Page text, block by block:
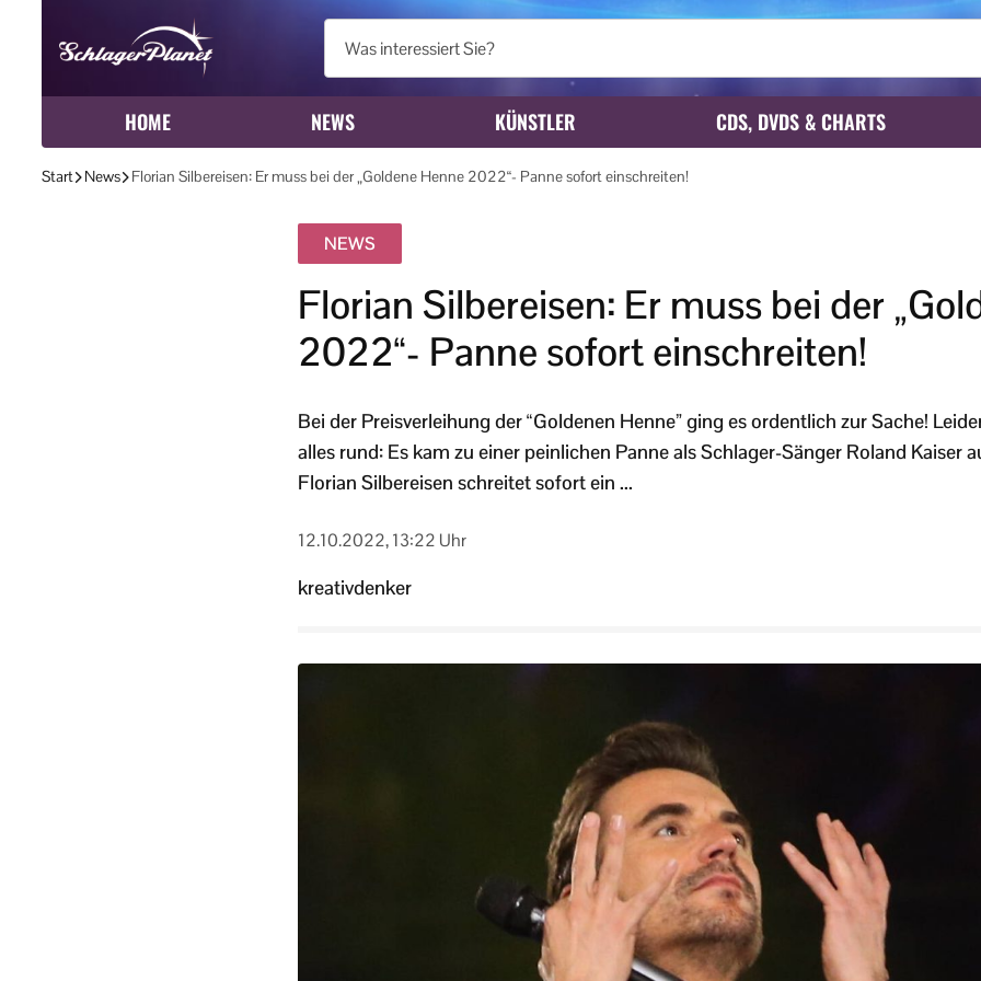
HOME NEWS KÜNSTLER CDS, DVDS & CHARTS
Start News Florian Silbereisen: Er muss bei der „Goldene Henne 2022“- Panne sofort einschreiten!
NEWS
Florian Silbereisen: Er muss bei der
2022“- Panne sofort einschreiten!
Bei der Preisverleihung der “Goldenen Henne” ging es ordentlich zur Sache!
alles rund: Es kam zu einer peinlichen Panne als Schlager-Sänger Roland Kaiser
Florian Silbereisen schreitet sofort ein ...
12.10.2022, 13:22 Uhr
kreativdenker